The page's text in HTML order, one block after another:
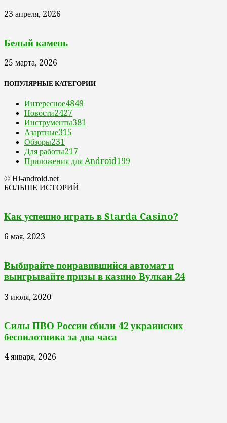
23 апреля, 2026
Белый камень
25 марта, 2026
ПОПУЛЯРНЫЕ КАТЕГОРИИ
Интересное4849
Новости2427
Инструменты381
Азартные315
Обзоры231
Для работы217
Приложения для Android199
© Hi-android.net
БОЛЬШЕ ИСТОРИЙ
Как успешно играть в Starda Casino?
6 мая, 2023
Выбирайте понравившийся автомат и
выигрывайте призы в казино Вулкан 24
3 июля, 2020
Силы ПВО России сбили 42 украинских
беспилотника за два часа
4 января, 2026